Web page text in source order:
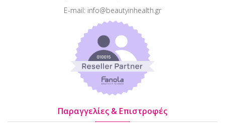
E-mail: info@beautyinhealth.gr
Παραγγελίες & Επιστροφές